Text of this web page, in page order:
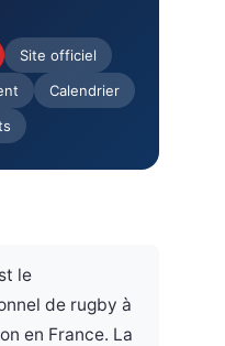
Site officiel
Calendrier
le
de rugby à
en France. La